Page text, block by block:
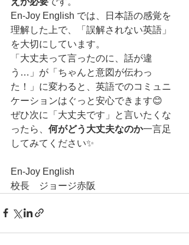
En-Joy English では、日本語の感覚を
理解した上で、「誤解されない英語」
を大切にしています。
「大丈夫って言ったのに、話が違
う…」が「ちゃんと意図が伝わっ
た！」に変わると、英語でのコミュニ
ケーションはぐっと安心できます😊
ぜひ次に「大丈夫です」と言いたくな
ったら、 何がどう大丈夫なのか一言足
してみてください✨
En-Joy English
校長　ジョージ赤阪